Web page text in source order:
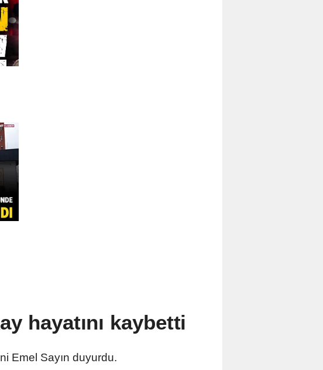
hayatını kaybetti
Emel Sayın duyurdu.